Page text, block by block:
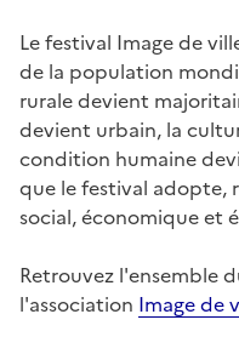
Le festival Image de
de la population
rurale devient
devient urbain, la
condition humaine
que le festival adopte,
social, économique et
Retrouvez l'ensemble
l'association Image de